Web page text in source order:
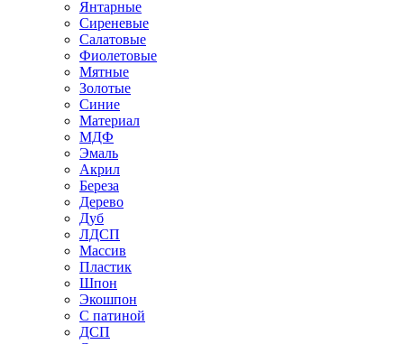
Янтарные
Сиреневые
Салатовые
Фиолетовые
Мятные
Золотые
Синие
Материал
МДФ
Эмаль
Акрил
Береза
Дерево
Дуб
ЛДСП
Массив
Пластик
Шпон
Экошпон
С патиной
ДСП